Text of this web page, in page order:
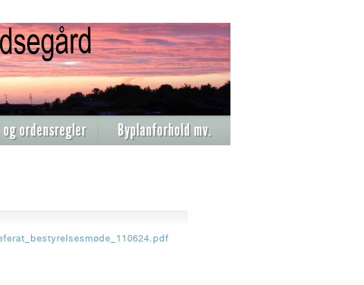
og ordensregler Byplanforhold mv.